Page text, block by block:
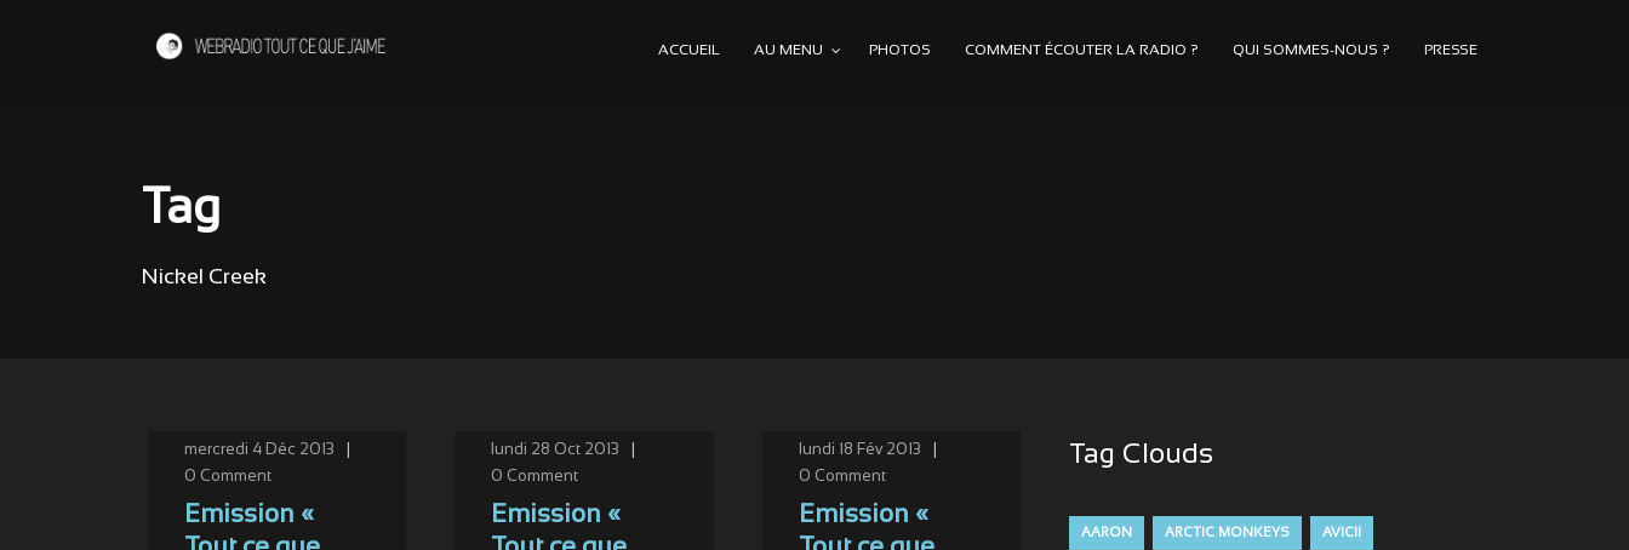
ACCUEIL AU MENU PHOTOS COMMENT ÉCOUTER LA RADIO ? QUI SOMMES-NOUS ? PRESSE
Tag
Nickel Creek
mercredi 4 Déc 2013
0 Comment
Emission «
lundi 28 Oct 2013
0 Comment
Emission «
lundi 18 Fév 2013
0 Comment
Emission «
Tag Clouds
AARON ARCTIC MONKEYS AVICII